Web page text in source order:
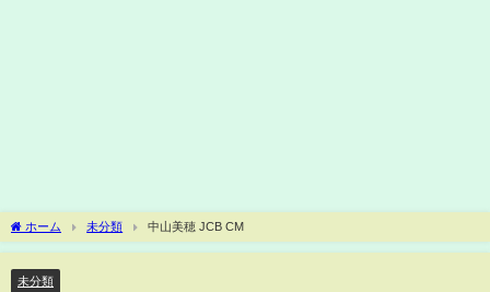
ホーム 未分類 中山美穂 JCB CM
未分類